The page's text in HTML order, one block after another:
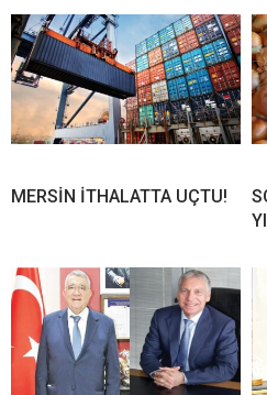
MERSİN İTHALATTA UÇTU!